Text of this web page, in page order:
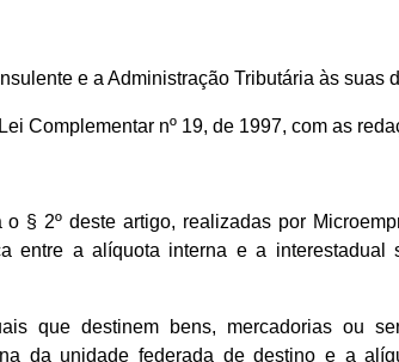
e a Administração Tributária às
Complementar nº 19, de 1997, com as
§ 2º deste artigo, realizadas por
entre a alíquota interna e a
que destinem bens, mercadorias ou
da unidade federada de destino e a